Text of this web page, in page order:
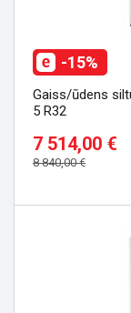
Gaiss/ūdens
5 R32
7 514,00 €
8 840,00 €
-15%